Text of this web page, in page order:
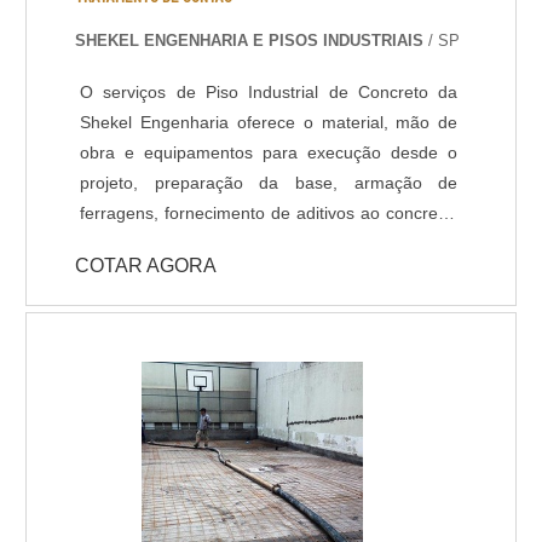
SHEKEL ENGENHARIA E PISOS INDUSTRIAIS / SP
O serviços de Piso Industrial de Concreto da
Shekel Engenharia oferece o material, mão de
obra e equipamentos para execução desde o
projeto, preparação da base, armação de
ferragens, fornecimento de aditivos ao concreto,
acabamento (polido, float, vassourado,
desempenado, etc.) e corte das juntas. Todo
Concreto tem acompanhamento de engenheiro
civil responsável, que administra as etapas de
execução do piso de acordo com projeto
fornecido pelo cliente. A pavimentação de
Concreto pode ser armada em aço ou com telas
de fiber glass, entre outros aditivos para melhor
COTAR AGORA